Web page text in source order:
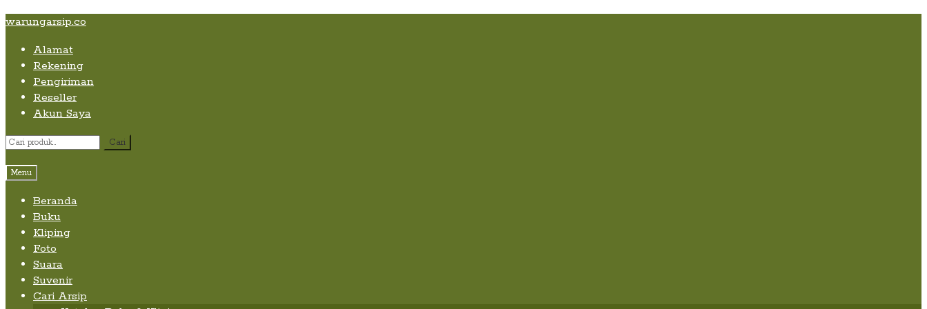
Skip
content
Skip
navigation
Skip
content
warungarsip.co
Alamat
Rekening
Pengiriman
Reseller
Akun Saya
Pencarian
Cari
Menu
Beranda
Buku
Kliping
Foto
Suara
Suvenir
Cari Arsip